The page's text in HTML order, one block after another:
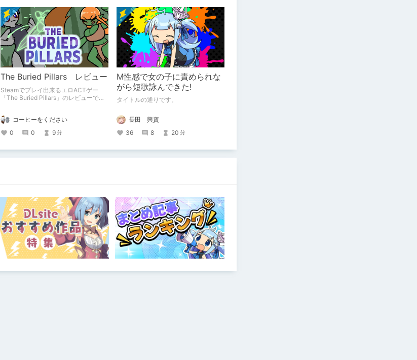
The Buried Pillars レビュー
Steamでプレイ出来るエロACTゲー
「The Buried Pillars」のレビューで
コーヒーをください
0
0 9分
M性感で女の子に責められな
がら短歌詠んできた!
タイトルの通りです。
長田 興資
36
8 20 分